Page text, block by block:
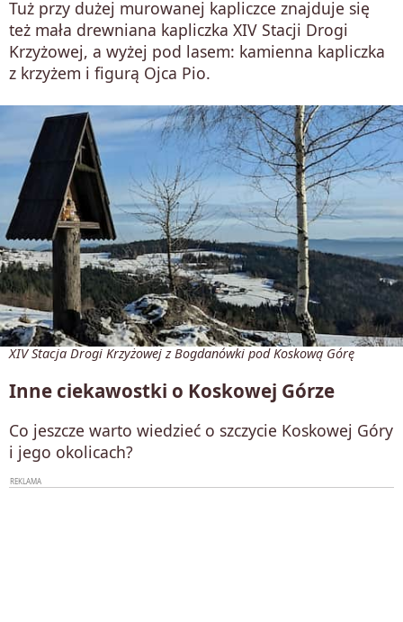
Tuż przy dużej murowanej kapliczce znajduje się
też mała drewniana kapliczka XIV Stacji Drogi
Krzyżowej, a wyżej pod lasem: kamienna kapliczka
z krzyżem i figurą Ojca Pio.
XIV Stacja Drogi Krzyżowej z Bogdanówki pod Koskową Górę
Inne ciekawostki o Koskowej Górze
Co jeszcze warto wiedzieć o szczycie Koskowej Góry
i jego okolicach?